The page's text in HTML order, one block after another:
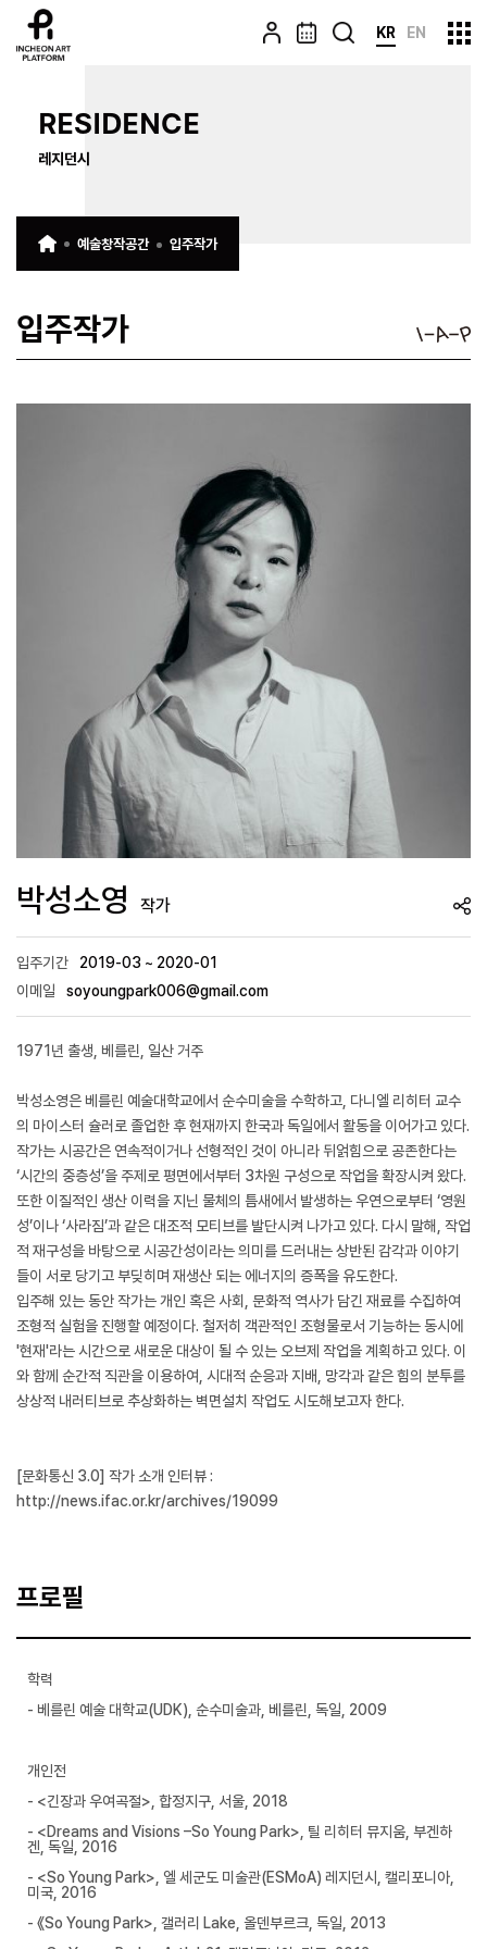
KR EN
RESIDENCE
레지던시
예술창작공간 입주작가
입주작가
박성소영 작가
입주기간
2019-03 ~ 2020-01
이메일
soyoungpark006@gmail.com
1971년 출생, 베를린, 일산 거주
박성소영은 베를린 예술대학교에서 순수미술을 수학하고, 다니엘 리히터 교수
의 마이스터 슐러로 졸업한 후 현재까지 한국과 독일에서 활동을 이어가고 있다.
작가는 시공간은 연속적이거나 선형적인 것이 아니라 뒤얽힘으로 공존한다는
‘시간의 중층성’을 주제로 평면에서부터 3차원 구성으로 작업을 확장시켜 왔다.
또한 이질적인 생산 이력을 지닌 물체의 틈새에서 발생하는 우연으로부터 ‘영원
성’이나 ‘사라짐’과 같은 대조적 모티브를 발단시켜 나가고 있다. 다시 말해, 작업
적 재구성을 바탕으로 시공간성이라는 의미를 드러내는 상반된 감각과 이야기
들이 서로 당기고 부딪히며 재생산 되는 에너지의 증폭을 유도한다.
입주해 있는 동안 작가는 개인 혹은 사회, 문화적 역사가 담긴 재료를 수집하여
조형적 실험을 진행할 예정이다. 철저히 객관적인 조형물로서 기능하는 동시에
'현재'라는 시간으로 새로운 대상이 될 수 있는 오브제 작업을 계획하고 있다. 이
와 함께 순간적 직관을 이용하여, 시대적 순응과 지배, 망각과 같은 힘의 분투를
상상적 내러티브로 추상화하는 벽면설치 작업도 시도해보고자 한다.
[문화통신 3.0] 작가 소개 인터뷰 :
http://news.ifac.or.kr/archives/19099
프로필
학력
- 베를린 예술 대학교(UDK), 순수미술과, 베를린, 독일, 2009
개인전
- <긴장과 우여곡절>, 합정지구, 서울, 2018
- <Dreams and Visions –So Young Park>, 틸 리히터 뮤지움, 부겐하
겐, 독일, 2016
- <So Young Park>, 엘 세군도 미술관(ESMoA) 레지던시, 캘리포니아,
미국, 2016
- 《So Young Park>, 갤러리 Lake, 올덴부르크, 독일, 2013